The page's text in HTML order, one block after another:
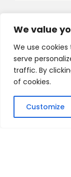
We value
We use
serve
traffic. By
of cookies.
Customize